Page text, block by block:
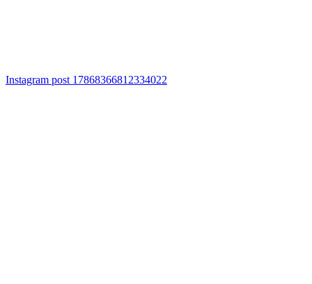
Instagram post 17868366812334022